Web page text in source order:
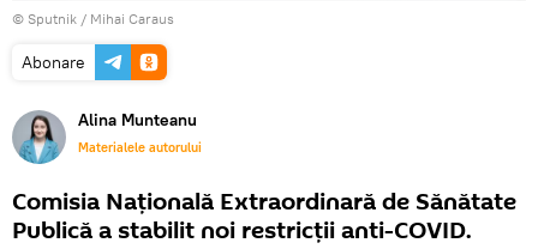
© Sputnik / Mihai Caraus
Abonare
Alina Munteanu
Materialele autorului
Comisia Națională Extraordinară de Sănătate
Publică a stabilit noi restricții anti-COVID.